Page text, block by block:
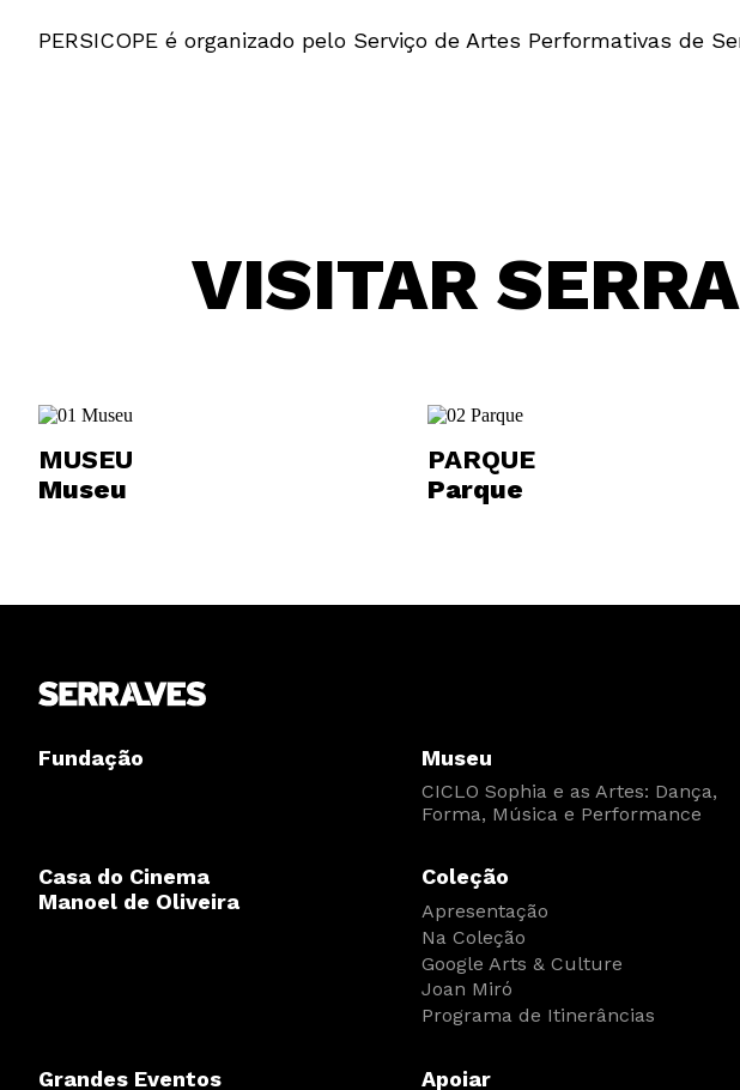
PERSICOPE é organizado pelo Serviço de Artes Performativas de
VISITAR
MUSEU
Museu
PARQUE
Parque
Fundação Museu
CICLO Sophia e as Artes: Dança,
Forma, Música e Performance
Casa do Cinema
Manoel de Oliveira
Coleção
Apresentação
Na Coleção
Google Arts & Culture
Joan Miró
Programa de Itinerâncias
Grandes Eventos Apoiar